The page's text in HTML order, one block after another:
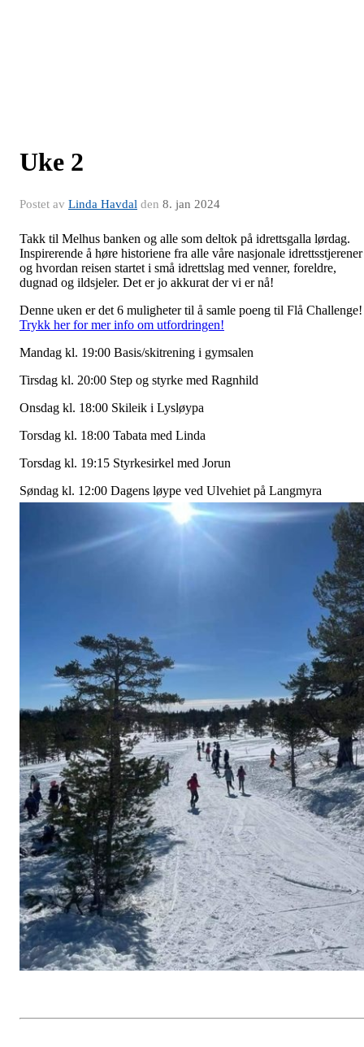
Uke 2
Postet av Linda Havdal den 8. jan 2024
Takk til Melhus banken og alle som deltok på idrettsgalla lørdag.
Inspirerende å høre historiene fra alle våre nasjonale idrettsstjerener
og hvordan reisen startet i små idrettslag med venner, foreldre,
dugnad og ildsjeler. Det er jo akkurat der vi er nå!
Denne uken er det 6 muligheter til å samle poeng til Flå Challenge!
Trykk her for mer info om utfordringen!
Mandag kl. 19:00 Basis/skitrening i gymsalen
Tirsdag kl. 20:00 Step og styrke med Ragnhild
Onsdag kl. 18:00 Skileik i Lysløypa
Torsdag kl. 18:00 Tabata med Linda
Torsdag kl. 19:15 Styrkesirkel med Jorun
Søndag kl. 12:00 Dagens løype ved Ulvehiet på Langmyra